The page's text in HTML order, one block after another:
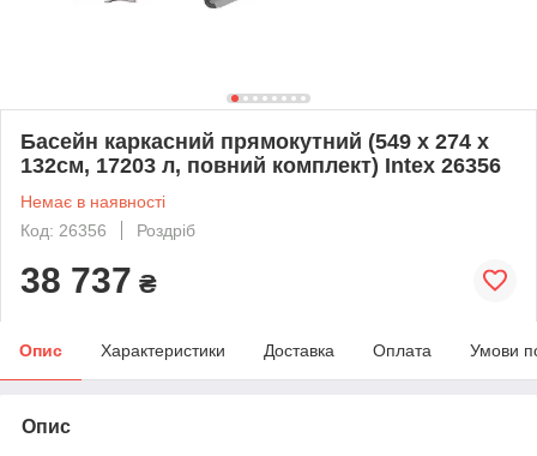
Басейн каркасний прямокутний (549 x 274 x
132см, 17203 л, повний комплект) Intex 26356
Немає в наявності
Код: 26356
Роздріб
38 737 ₴
Опис Характеристики Доставка Оплата Умови
Опис